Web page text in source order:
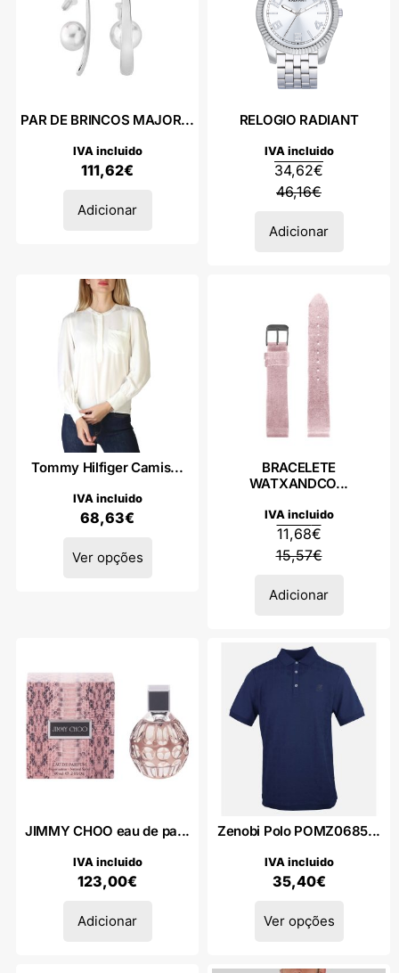
PAR DE BRINCOS MAJOR...
111,62€
IVA incluido
Adicionar
RELOGIO RADIANT
46,16€
34,62€
IVA incluido
Adicionar
Tommy Hilfiger Camis...
68,63€
IVA incluido
Ver opções
BRACELETE
WATXANDCO...
15,57€
11,68€
IVA incluido
Adicionar
JIMMY CHOO eau de pa...
123,00€
IVA incluido
Adicionar
Zenobi Polo POMZ0685...
35,40€
IVA incluido
Ver opções